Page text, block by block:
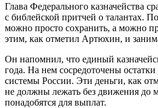
Глава Федерального казначейства
с библейской притчей о талантах.
можно просто сохранить, а можно
этим, как отметил Артюхин, и
Он напомнил, что единый
года. На нем сосредоточены
системы России. Эти деньги, как
не должны лежать без движения до
понадобятся для выплат.